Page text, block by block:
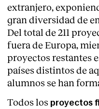
extranjero,
gran diversidad de
Del total de 211
fuera de Europa,
proyectos restantes
países distintos de
alumnos se han
Todos los proyectos